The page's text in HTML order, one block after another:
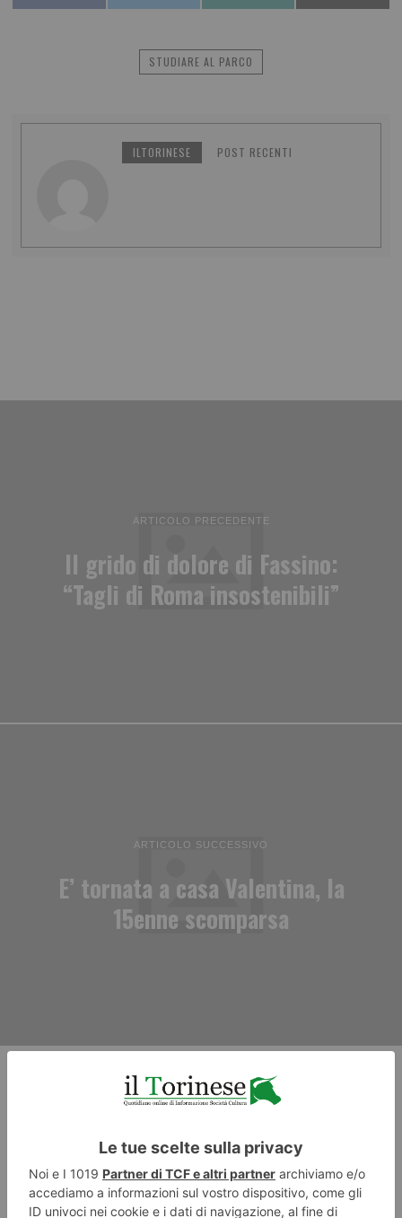
STUDIARE AL PARCO
ILTORINESE POST RECENTI
ARTICOLO PRECEDENTE
Il grido di dolore di Fassino:
“Tagli di Roma insostenibili”
ARTICOLO SUCCESSIVO
E’ tornata a casa Valentina, la
15enne scomparsa
RECENTI: